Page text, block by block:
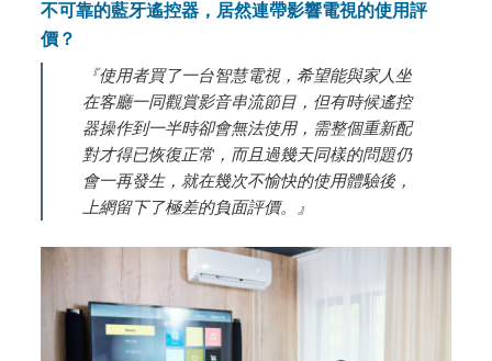
不可靠的藍牙遙控器，居然連帶影響電視的使用評
價？
『使用者買了一台智慧電視，希望能與家人坐
在客廳一同觀賞影音串流節目，但有時候遙控
器操作到一半時卻會無法使用，需整個重新配
對才得已恢復正常，而且過幾天同樣的問題仍
會一再發生，就在幾次不愉快的使用體驗後，
上網留下了極差的負面評價。』